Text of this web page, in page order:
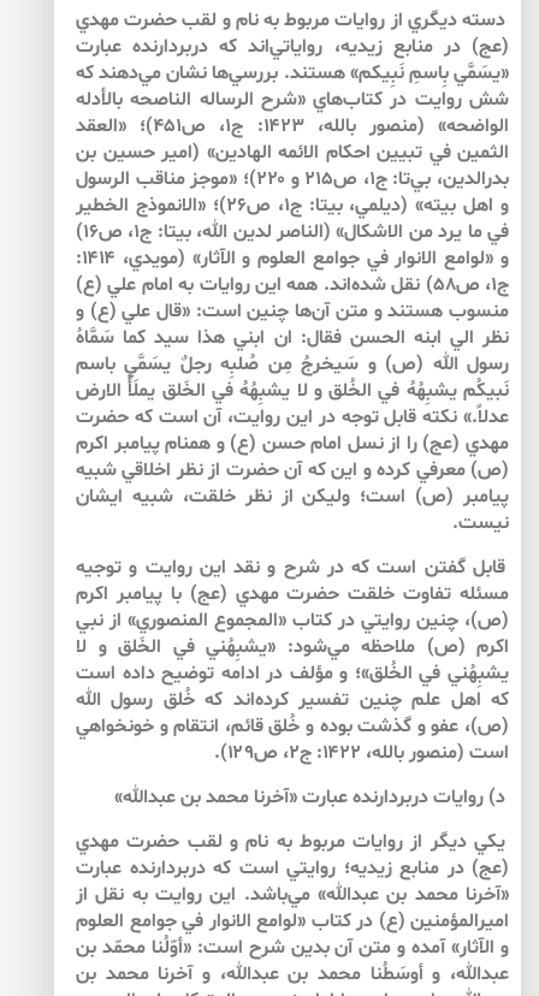
دسته ديگري از روايات مربوط به نام و لقب حضرت مهدي
(عج) در منابع زيديه، رواياتي‌اند كه دربردارنده عبارت
«يسَمَّي بِاسمِ نَبِيكم» هستند. بررسي‌ها نشان مي‌دهند كه
شش روايت در كتاب‌هاي «شرح الرساله الناصحه بالأدله
الواضحه» (منصور بالله، ۱۴۲۳: ج۱، ص۴۵۱)؛ «العقد
الثمين في تبيين احكام الائمه الهادين» (امير حسين بن
بدرالدين، بي‌تا: ج۱، ص۲۱۵ و ۲۲۰)؛ «موجز مناقب الرسول
و اهل بيته» (ديلمي، بي­تا: ج۱، ص۲۶)؛ «الانموذج الخطير
في ما يرد من الاشكال» (الناصر لدين الله، بي­تا: ج۱، ص۱۶)
و «لوامع الانوار في جوامع العلوم و الآثار» (مويدي، ۱۴۱۴:
ج۱، ص۵۸) نقل شده‌اند. همه اين روايات به امام علي (ع)
منسوب هستند و متن آن‌ها چنين است: «قال علي (ع) و
نظر الي ابنه الحسن فقال: ان ابني هذا سيد كما سَمَّاهُ
رسول الله (ص) و سَيخرجُ مِن صُلبِه رجلٌ يسَمَّي باسم
نَبيكُم يشبِهُهُ في الخُلق و لا يشبِهُهُ في الخَلق يملَأُ الارض
عدلاً.» نكته قابل توجه در اين روايت، آن است كه حضرت
مهدي (عج) را از نسل امام حسن (ع) و همنام پيامبر اكرم
(ص) معرفي كرده و اين كه آن حضرت از نظر اخلاقي شبيه
پيامبر (ص) است؛ وليكن از نظر خلقت، شبيه ايشان
نيست.
قابل گفتن است كه در شرح و نقد اين روايت و توجيه
مسئله تفاوت خلقت حضرت مهدي (عج) با پيامبر اكرم
(ص)، چنين روايتي در كتاب «المجموع المنصوري» از نبي
اكرم (ص) ملاحظه مي‌شود: «يشبِهُني في الخَلق و لا
يشبِهُني في الخُلق»؛ و مؤلف در ادامه توضيح داده است
كه اهل علم چنين تفسير كرده‌اند كه خُلق رسول الله
(ص)، عفو و گذشت بوده و خُلق قائم، انتقام و خونخواهي
است (منصور بالله، ۱۴۲۲: ج۲، ص۱۲۹).
د) روايات دربردارنده‌ عبارت «آخرنا محمد بن عبدالله»
يكي ديگر از روايات مربوط به نام و لقب حضرت مهدي
(عج) در منابع زيديه؛ روايتي است كه دربردارنده عبارت
«آخرنا محمد بن عبدالله» مي‌باشد. اين روايت به نقل از
اميرالمؤمنين (ع) در كتاب «لوامع الانوار في جوامع العلوم
و الآثار» آمده و متن آن بدين شرح است: «أوّلُنا محمّد بن
عبدالله، و أوسَطُنا محمد بن عبدالله، و آخرنا محمد بن